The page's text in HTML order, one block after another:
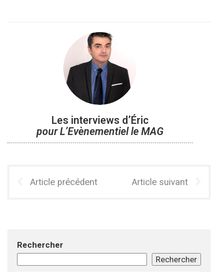
Les interviews d’Éric
pour L’Evènementiel le MAG
Article précédent Article suivant
Rechercher
Rechercher